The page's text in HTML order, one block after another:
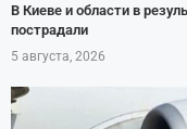
В Киеве и области в
пострадали
5 августа, 2026